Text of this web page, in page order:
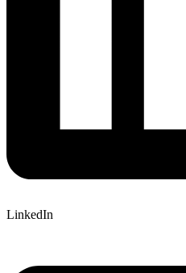
LinkedIn